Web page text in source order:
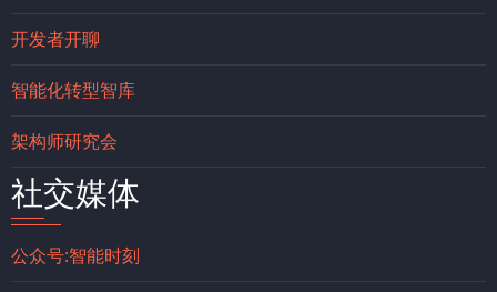
开发者开聊
智能化转型智库
架构师研究会
社交媒体
公众号:智能时刻